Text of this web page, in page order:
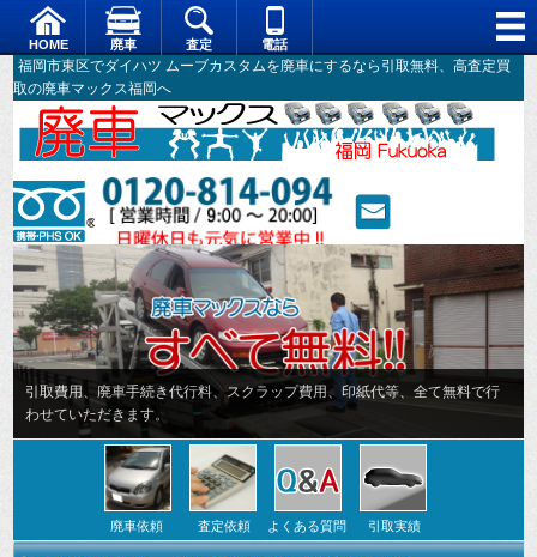
福岡市東区でダイハツ ムーブカスタムを廃車にするなら引取無料、高査定買
取の廃車マックス福岡へ
HOME 廃車 査定 電話
廃車依頼 査定依頼 よくある質問 引取実績